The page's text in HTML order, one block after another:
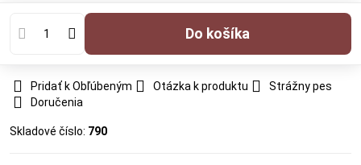
Do košíka
Pridať k Obľúbeným Otázka k produktu
Strážny pes
Doručenia
Skladové číslo: 790